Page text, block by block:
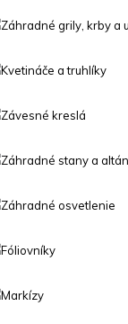
Záhradné grily, krby a
Kvetináče a truhlíky
Závesné kreslá
Záhradné stany a
Záhradné osvetlenie
Fóliovníky
Markízy